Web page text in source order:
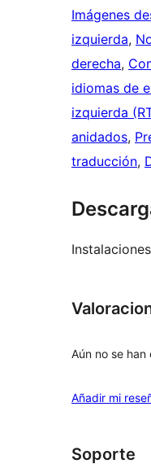
Imágenes
izquierda,
derecha,
idiomas de
izquierda
anidados,
traducción,
Aún no se han
Añadir mi
Soporte